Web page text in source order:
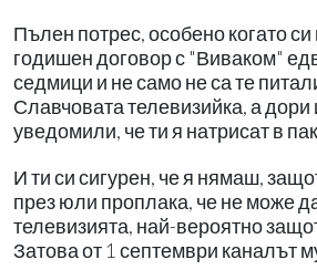
Пълен потрес, особено когато
годишен договор с "Виваком"
седмици и не само не са те
Славчовата телевизийка, а дори
уведомили, че ти я натрисат в
И ти си сигурен, че я нямаш,
през юли проплака, че не може
телевизията, най-вероятно
Затова от 1 септември каналът